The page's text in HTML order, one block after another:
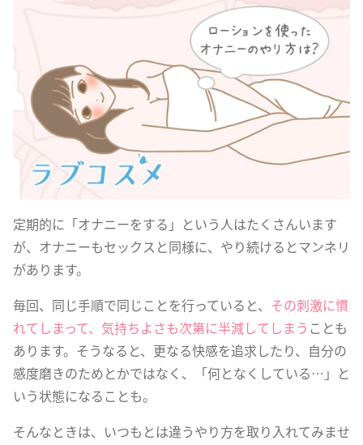
定期的に「オナニーをする」という人はたくさんいます
が、オナニーもセックスと同様に、やり続けるとマンネリ
があります。
毎回、同じ手順で同じことを行っていると、 その刺激に慣
れてしまって、気持ちよさも次第に半減してしまう ことも
あります。そうなると、更なる快感を追求したり、自分の
感度磨きのためとかではなく、「何となくしている…」と
いう状態になることも。
そんなときは、いつもとは違うやり方を取り入れてみませ